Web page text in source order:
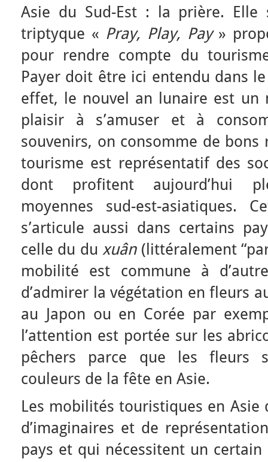
Asie du Sud-Est : la prière. Elle
triptyque « Pray, Play, Pay»
pour rendre compte du
Payer doit être ici entendu dans
effet, le nouvel an lunaire est un
plaisir à s’amuser et à
souvenirs, on consomme de bons
tourisme est représentatif des
dont profitent aujourd’hui
moyennes sud-est-asiatiques.
s’articule aussi dans certains
celle du du xuân(littéralement
mobilité est commune à
d’admirer la végétation en fleurs
au Japon ou en Corée par
l’attention est portée sur les
pêchers parce que les fleurs
couleurs de la fête en Asie.
Les mobilités touristiques en Asie
d’imaginaires et de
pays et qui nécessitent un